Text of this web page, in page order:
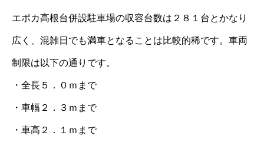
エポカ高根台併設駐車場の収容台数は２８１台とかなり
広く、混雑日でも満車となることは比較的稀です。車両
制限は以下の通りです。
・全長５．０ｍまで
・車幅２．３ｍまで
・車高２．１ｍまで